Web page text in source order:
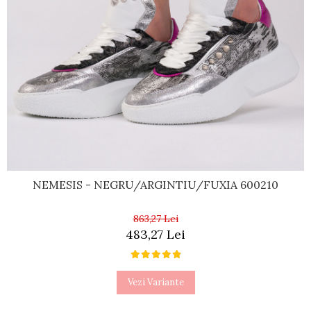
NEMESIS - NEGRU/ARGINTIU/FUXIA 600210
863,27 Lei
483,27 Lei
Vezi Variante